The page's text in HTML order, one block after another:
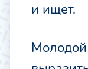
и ищет.
Молодой